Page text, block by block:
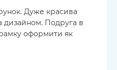
Дуже красива
дизайном. Подруга в
рамку оформити як